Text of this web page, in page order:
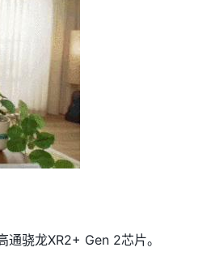
骁龙XR2+ Gen 2芯片。